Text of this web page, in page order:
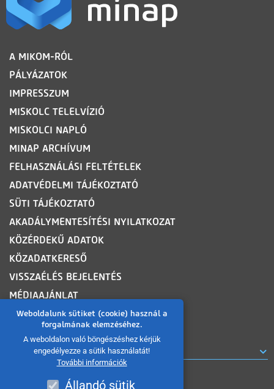
Weboldalunk sütiket (cookie) használ a
forgalmának elemzéséhez.
A weboldalon való böngészéshez kérjük
engedélyezze a sütik használatát!
További információk
Állandó sütik
LÁBLÉC
A MIKOM-RÓL
PÁLYÁZATOK
IMPRESSZUM
MISKOLC TELELVÍZIÓ
MISKOLCI NAPLÓ
MINAP ARCHÍVUM
FELHASZNÁLÁSI FELTÉTELEK
ADATVÉDELMI TÁJÉKOZTATÓ
SÜTI TÁJÉKOZTATÓ
AKADÁLYMENTESÍTÉSI NYILATKOZAT
KÖZÉRDEKŰ ADATOK
KÖZADATKERESŐ
VISSZAÉLÉS BEJELENTÉS
MÉDIAAJÁNLAT
OLDALTÉRKÉP
ROVATOK